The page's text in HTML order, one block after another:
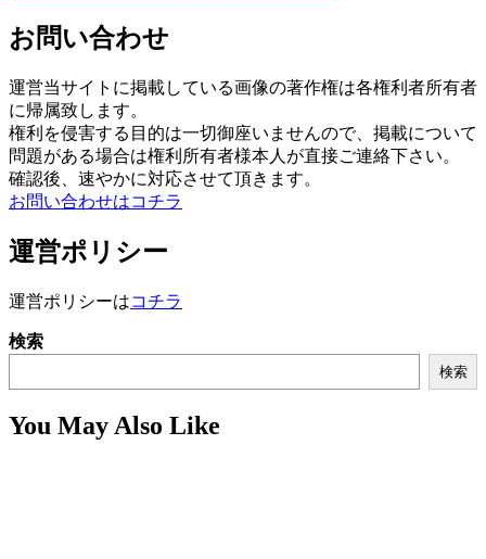
お問い合わせ
運営当サイトに掲載している画像の著作権は各権利者所有者
に帰属致します。
権利を侵害する目的は一切御座いませんので、掲載について
問題がある場合は権利所有者様本人が直接ご連絡下さい。
確認後、速やかに対応させて頂きます。
お問い合わせはコチラ
運営ポリシー
運営ポリシーはコチラ
検索
検索
You May Also Like